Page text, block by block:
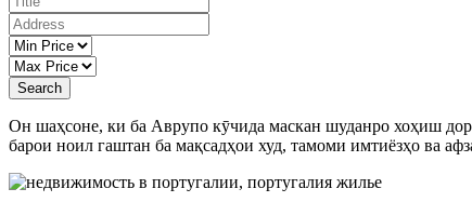
Search
Он шаҳсоне, ки ба Аврупо кӯчида маскан шуданро хоҳиш
барои ноил гаштан ба мақсадҳои худ, тамоми имтиёзҳо ва